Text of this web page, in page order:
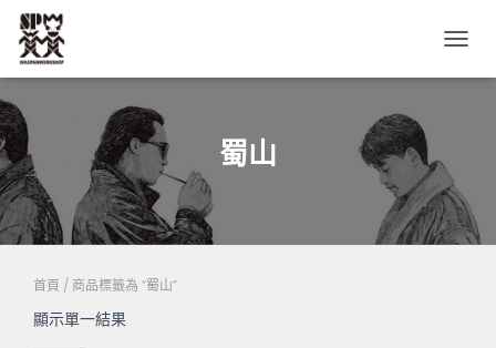
蜀山
首頁 / 商品標籤為 “蜀山”
顯示單一結果